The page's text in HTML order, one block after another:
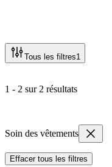
Tous les filtres1
1 - 2 sur 2 résultats
Soin des vêtements
Effacer tous les filtres